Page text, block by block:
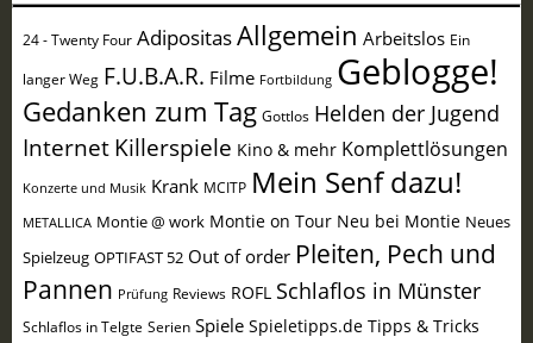
24 - Twenty Four AdipositasAllgemein Arbeitslos Ein
langer Weg F.U.B.A.R. Filme Fortbildung Geblogge!
Gedanken zum Tag Gottlos Helden der Jugend
Internet Killerspiele Kino & mehr Komplettlösungen
Konzerte und Musik Krank MCITP Mein Senf dazu!
METALLICA Montie @ work Montie on Tour Neu bei Montie Neues
Spielzeug OPTIFAST 52 Out of order Pleiten, Pech und
Pannen Prüfung Reviews ROFL Schlaflos in Münster
Schlaflos in Telgte Serien Spiele Spieletipps.de Tipps & Tricks